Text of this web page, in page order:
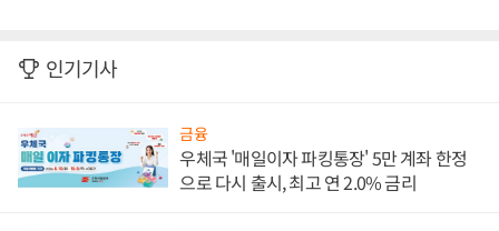
인기기사
금융
우체국 '매일이자 파킹통장' 5만 계좌 한정
으로 다시 출시, 최고 연 2.0% 금리